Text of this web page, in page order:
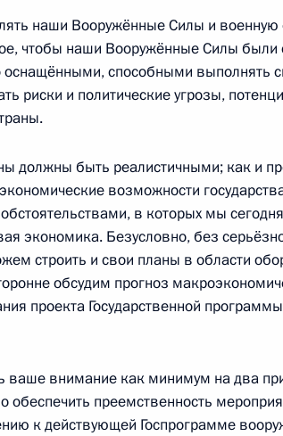
среда
с Президентом Венесуэлы
Тульской области
Москва, Кремль
с Королём Иордании Абдаллой II
наши Вооружённые Силы и
чтобы наши Вооружённые Силы
способными выполнять
риски и политические угрозы,
должны быть реалистичными; как и
возможности
в которых мы
экономика. Безусловно, без
строить и свои планы в области
обсудим прогноз
проекта Государственной
ваше внимание как минимум на два
обеспечить преемственность
к действующей Госпрограмме